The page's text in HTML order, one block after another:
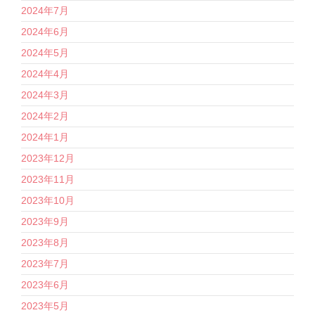
2024年7月
2024年6月
2024年5月
2024年4月
2024年3月
2024年2月
2024年1月
2023年12月
2023年11月
2023年10月
2023年9月
2023年8月
2023年7月
2023年6月
2023年5月